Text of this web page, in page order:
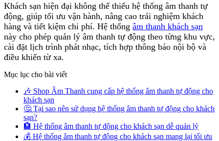
Khách sạn hiện đại không thể thiếu hệ thống âm thanh tự
động, giúp tối ưu vận hành, nâng cao trải nghiệm khách
hàng và tiết kiệm chi phí. Hệ thống âm thanh khách sạn
này cho phép quản lý âm thanh tự động theo từng khu vực,
cài đặt lịch trình phát nhạc, tích hợp thông báo nội bộ và
điều khiển từ xa.
Mục lục cho bài viết
🎶 Shop Âm Thanh cung cấp hệ thống âm thanh tự động cho
khách sạn
🤔 Tại sao nên sử dụng hệ thống âm thanh tự động cho khách
sạn?
🏨 Hệ thống âm thanh tự động cho khách sạn dễ quản lý
💰 Hệ thống âm thanh tự động cho khách sạn mang lại tối ưu